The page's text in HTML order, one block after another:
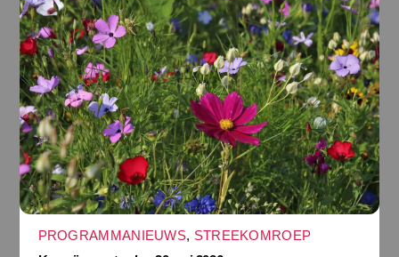
PROGRAMMANIEUWS, STREEKOMROEP